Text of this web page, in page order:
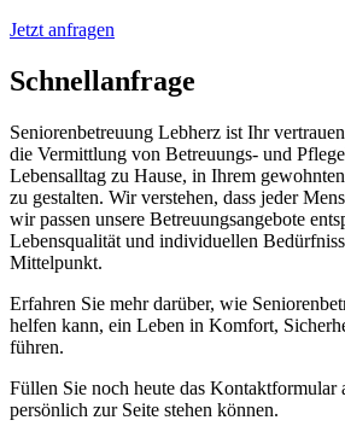
Jetzt anfragen
Schnell­anfrage
Seniorenbetreuung Lebherz ist Ihr
die Vermittlung von Betreuungs- und
Lebensalltag zu Hause, in Ihrem
zu gestalten. Wir verstehen, dass jeder
wir passen unsere Betreuungsangebote
Lebensqualität und individuellen
Mittelpunkt.
Erfahren Sie mehr darüber, wie
helfen kann, ein Leben in Komfort,
führen.
Füllen Sie noch heute das Kontaktformular
persönlich zur Seite stehen können.